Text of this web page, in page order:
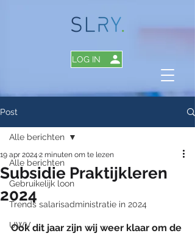
LOG IN
Post
Alle berichten
Gebruikelijk loon
Trends salarisadministratie in 2024
UWV
Alle berichten
Subsidie Praktijkleren
2024
19 apr 2024 2 minuten om te lezen
Ook dit jaar zijn wij weer klaar om de